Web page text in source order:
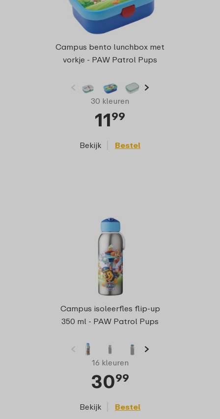
Campus bento lunchbox met
vorkje - PAW Patrol Pups
30 kleuren
1199
Bekijk Bestel
Campus isoleerfles flip-up
350 ml - PAW Patrol Pups
16 kleuren
3099
Bekijk Bestel